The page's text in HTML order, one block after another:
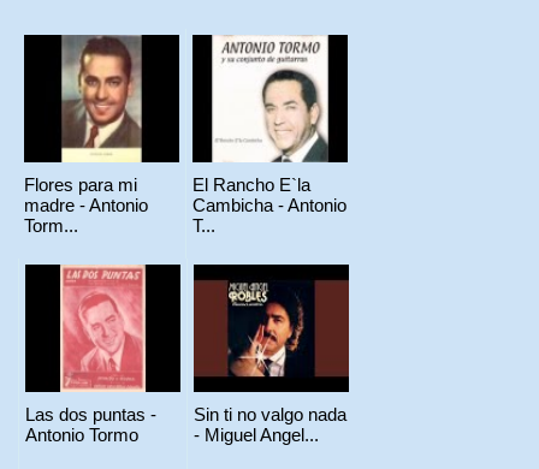
Flores para mi
madre - Antonio
Torm...
El Rancho E`la
Cambicha - Antonio
T...
Las dos puntas -
Antonio Tormo
Sin ti no valgo nada
- Miguel Angel...